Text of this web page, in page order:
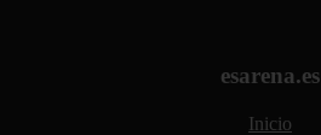
esarena.es
Inicio